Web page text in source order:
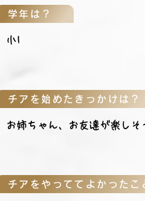
学年は？
小1
チアを始めたきっかけは？
お姉ちゃん、お友達が楽し
チアをやっててよかったこ